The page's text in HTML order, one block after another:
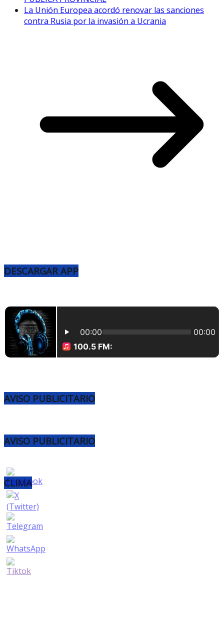
La Unión Europea acordó renovar las sanciones
contra Rusia por la invasión a Ucrania
DESCARGAR APP
AVISO PUBLICITARIO
AVISO PUBLICITARIO
CLIMA